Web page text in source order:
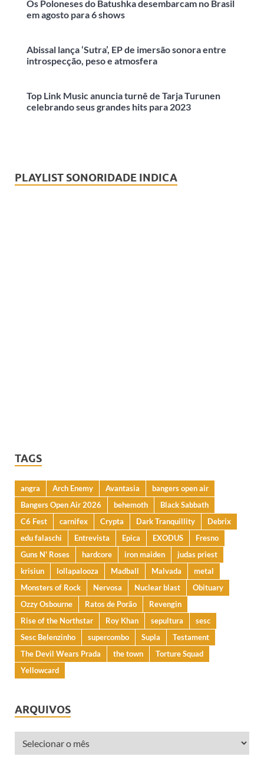
Os Poloneses do Batushka desembarcam no Brasil
em agosto para 6 shows
Abissal lança ‘Sutra’, EP de imersão sonora entre
introspecção, peso e atmosfera
Top Link Music anuncia turnê de Tarja Turunen
celebrando seus grandes hits para 2023
PLAYLIST SONORIDADE INDICA
TAGS
angra Arch Enemy Avantasia
bangers open air
Bangers Open Air 2026
behemoth
Black Sabbath
C6 Fest
carnifex Crypta Dark Tranquillity
Debrix
edu falaschi
Entrevista Epica EXODUS
Fresno
Guns N' Roses
hardcore iron maiden
judas priest
krisiun
lollapalooza Madball Malvada
metal
Monsters of Rock
Nervosa Nuclear blast
Obituary
Ozzy Osbourne
Ratos de Porão
Revengin
Rise of the Northstar
Roy Khan sepultura
sesc
Sesc Belenzinho
supercombo Supla
Testament
The Devil Wears Prada
the town
Torture Squad
Yellowcard
ARQUIVOS